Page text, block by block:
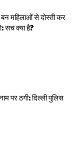
बन महिलाओं से दोस्ती कर
सच क्या है?
पर ठगी: दिल्ली पुलिस